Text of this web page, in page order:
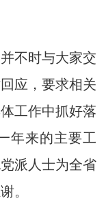
不时与大家交
应，要求相关
工作中抓好落
年来的主要工
派人士为全省
。